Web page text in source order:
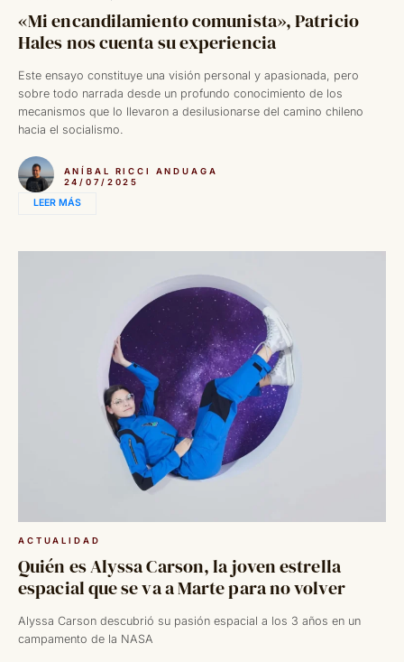
«Mi encandilamiento comunista», Patricio
Hales nos cuenta su experiencia
Este ensayo constituye una visión personal y apasionada, pero
sobre todo narrada desde un profundo conocimiento de los
mecanismos que lo llevaron a desilusionarse del camino chileno
hacia el socialismo.
ANÍBAL RICCI ANDUAGA
24/07/2025
LEER MÁS
ACTUALIDAD
Quién es Alyssa Carson, la joven estrella
espacial que se va a Marte para no volver
Alyssa Carson descubrió su pasión espacial a los 3 años en un
campamento de la NASA